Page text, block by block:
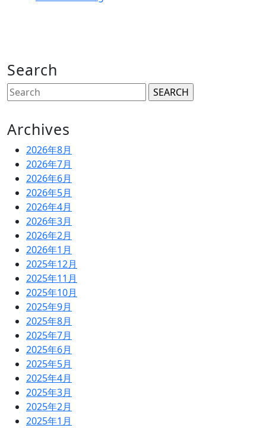
Search
Search
for:
Archives
2026年8月
2026年7月
2026年6月
2026年5月
2026年4月
2026年3月
2026年2月
2026年1月
2025年12月
2025年11月
2025年10月
2025年9月
2025年8月
2025年7月
2025年6月
2025年5月
2025年4月
2025年3月
2025年2月
2025年1月